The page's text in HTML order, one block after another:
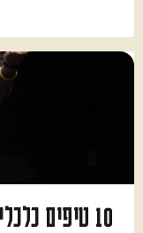
10 טיפים